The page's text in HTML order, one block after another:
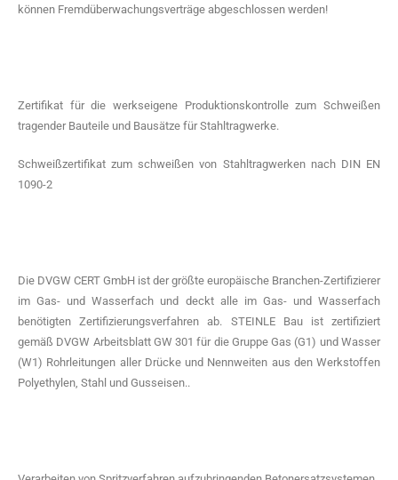
können Fremdüberwachungsverträge abgeschlossen werden!
Zertifikat für die werkseigene Produktionskontrolle zum Schweißen
tragender Bauteile und Bausätze für Stahltragwerke.
Schweißzertifikat zum schweißen von Stahltragwerken nach DIN EN
1090-2
Die DVGW CERT GmbH ist der größte europäische Branchen-Zertifizierer
im Gas- und Wasserfach und deckt alle im Gas- und Wasserfach
benötigten Zertifizierungsverfahren ab. STEINLE Bau ist zertifiziert
gemäß DVGW Arbeitsblatt GW 301 für die Gruppe Gas (G1) und Wasser
(W1) Rohrleitungen aller Drücke und Nennweiten aus den Werkstoffen
Polyethylen, Stahl und Gusseisen..